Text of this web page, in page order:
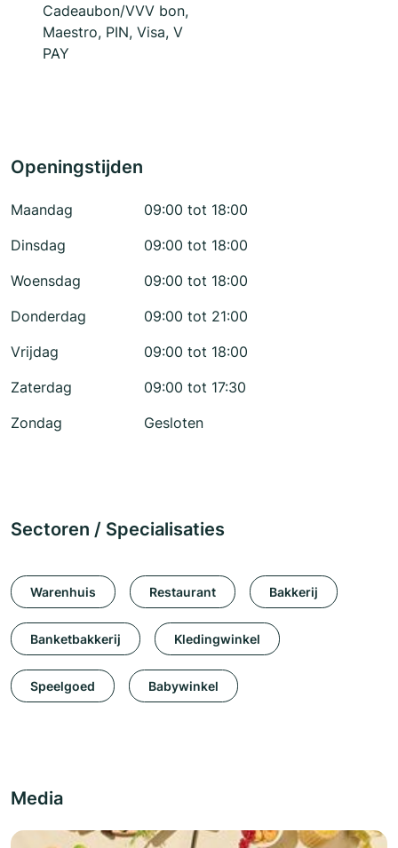
Cadeaubon/VVV bon,
Maestro, PIN, Visa, V
PAY
Openingstijden
Maandag
09:00 tot 18:00
Dinsdag
09:00 tot 18:00
Woensdag
09:00 tot 18:00
Donderdag
09:00 tot 21:00
Vrijdag
09:00 tot 18:00
Zaterdag
09:00 tot 17:30
Zondag
Gesloten
Sectoren / Specialisaties
Warenhuis Restaurant Bakkerij
Banketbakkerij Kledingwinkel
Speelgoed Babywinkel
Media